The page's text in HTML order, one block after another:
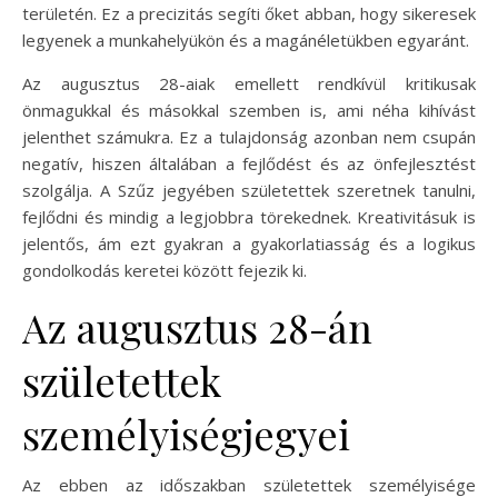
területén. Ez a precizitás segíti őket abban, hogy sikeresek
legyenek a munkahelyükön és a magánéletükben egyaránt.
Az augusztus 28-aiak emellett rendkívül kritikusak
önmagukkal és másokkal szemben is, ami néha kihívást
jelenthet számukra. Ez a tulajdonság azonban nem csupán
negatív, hiszen általában a fejlődést és az önfejlesztést
szolgálja. A Szűz jegyében születettek szeretnek tanulni,
fejlődni és mindig a legjobbra törekednek. Kreativitásuk is
jelentős, ám ezt gyakran a gyakorlatiasság és a logikus
gondolkodás keretei között fejezik ki.
Az augusztus 28-án
születettek
személyiségjegyei
Az ebben az időszakban születettek személyisége